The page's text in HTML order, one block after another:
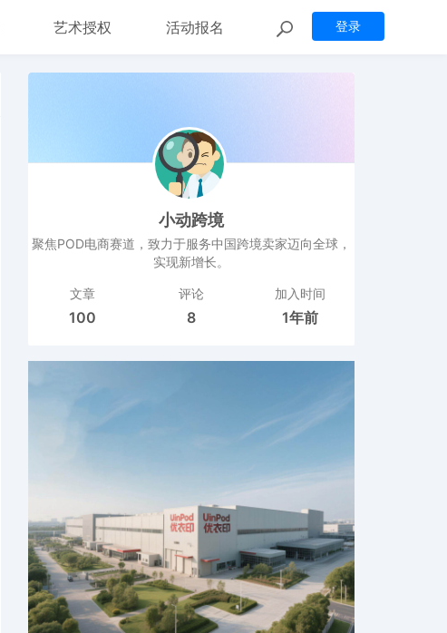
登录
艺术授权 活动报名
小动跨境
聚焦POD电商赛道，致力于服务中国跨境卖家迈向全球，
实现新增长。
文章
100
评论
8
加入时间
1年前